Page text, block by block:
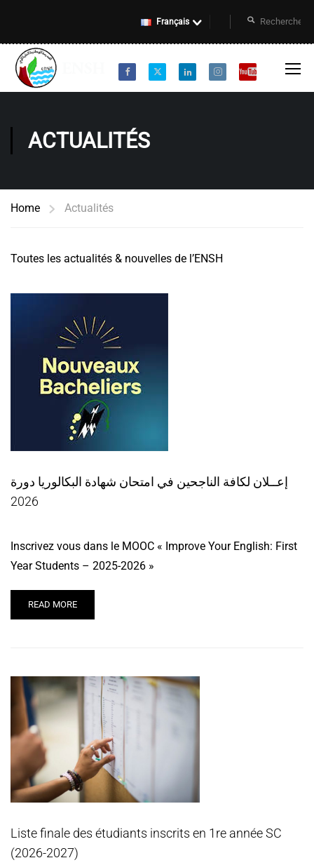
Français
ACTUALITÉS
Home Actualités
Toutes les actualités & nouvelles de l’ENSH
إعــلان لكافة الناجحين في امتحان شهادة البكالوريا دورة
2026
Inscrivez vous dans le MOOC « Improve Your English: First
Year Students – 2025-2026 »
READ MORE
Liste finale des étudiants inscrits en 1re année SC
(2026-2027)